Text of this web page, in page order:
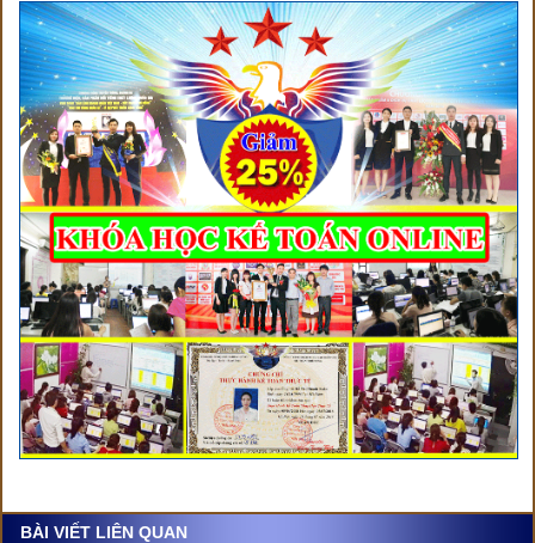
BÀI VIẾT LIÊN QUAN